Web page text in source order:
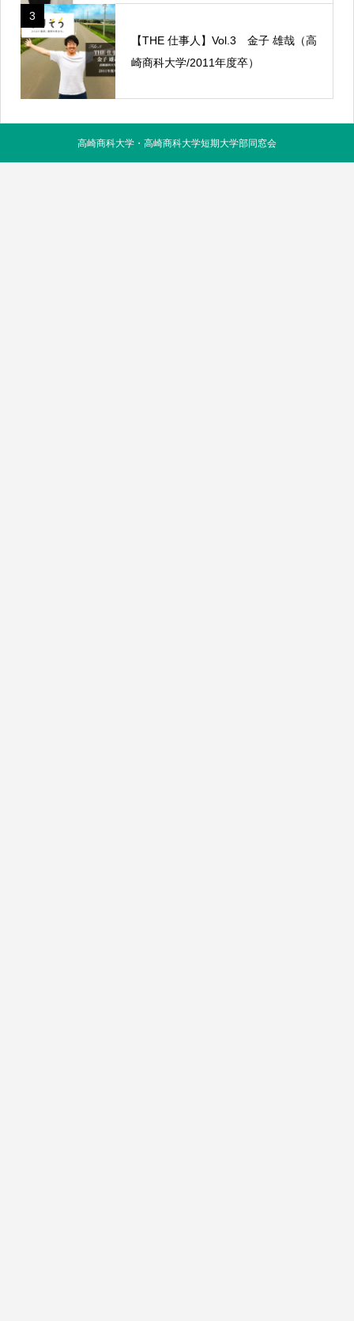
3
【THE 仕事人】Vol.3 金子 雄哉（高
崎商科大学/2011年度卒）
高崎商科大学・高崎商科大学短期大学部同窓会